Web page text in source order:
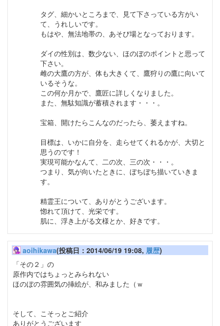
タグ、細かいところまで、見て下さっている方がい
て、うれしいです。
もはや、無法地帯の、あそび場となっております。
ダイの性別は、数少ない、ほのぼのポイントと思って
下さい。
雌の大鷹の方が、体も大きくて、鷹狩りの鷹に向いて
いるそうな。
この何か月かで、鷹匠に詳しくなりました。
また、無駄知識が蓄積されます・・・。
宝箱、開けたらこんなのだったら、萎えますね。
目標は、いかに自分を、走らせてくれるかが、大切と
思うのです！
実現可能かなんて、二の次、三の次・・・。
つまり、気が向いたときに、ぼちぼち描いていきま
す。
精霊王について、ありがとうございます。
惚れて頂けて、光栄です。
肌に、浮き上がる文様とか、好きです。
aoihikawa(投稿日：2014/06/19 19:08, 履歴)
「その２」の
原作内ではちょっとみられない
ほのぼの雰囲気の挿絵が、和みました（ｗ
そして、こそっとご紹介
ありがとうございます